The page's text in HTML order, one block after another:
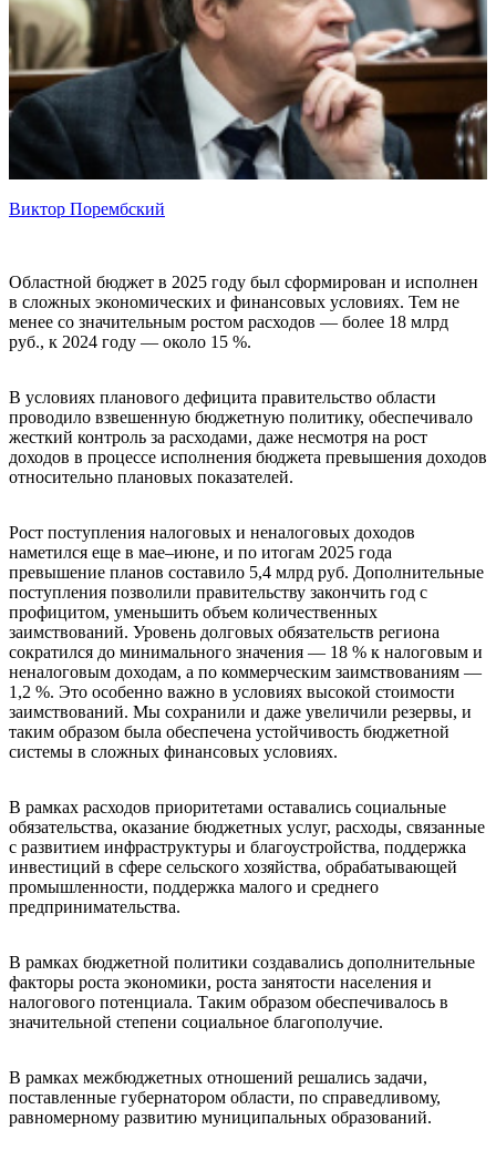
Виктор Порембский
Областной бюджет в 2025 году был сформирован и исполнен
в сложных экономических и финансовых условиях. Тем не
менее со значительным ростом расходов — более 18 млрд
руб., к 2024 году — около 15 %.
В условиях планового дефицита правительство области
проводило взвешенную бюджетную политику, обеспечивало
жесткий контроль за расходами, даже несмотря на рост
доходов в процессе исполнения бюджета превышения доходов
относительно плановых показателей.
Рост поступления налоговых и неналоговых доходов
наметился еще в мае–июне, и по итогам 2025 года
превышение планов составило 5,4 млрд руб. Дополнительные
поступления позволили правительству закончить год с
профицитом, уменьшить объем количественных
заимствований. Уровень долговых обязательств региона
сократился до минимального значения — 18 % к налоговым и
неналоговым доходам, а по коммерческим заимствованиям —
1,2 %. Это особенно важно в условиях высокой стоимости
заимствований. Мы сохранили и даже увеличили резервы, и
таким образом была обеспечена устойчивость бюджетной
системы в сложных финансовых условиях.
В рамках расходов приоритетами оставались социальные
обязательства, оказание бюджетных услуг, расходы, связанные
с развитием инфраструктуры и благоустройства, поддержка
инвестиций в сфере сельского хозяйства, обрабатывающей
промышленности, поддержка малого и среднего
предпринимательства.
В рамках бюджетной политики создавались дополнительные
факторы роста экономики, роста занятости населения и
налогового потенциала. Таким образом обеспечивалось в
значительной степени социальное благополучие.
В рамках межбюджетных отношений решались задачи,
поставленные губернатором области, по справедливому,
равномерному развитию муниципальных образований.